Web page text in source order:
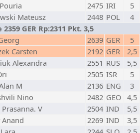
2475 IRI
5
Mateusz 2448 POL
4
GER Rp:2311 Pkt. 3,5
2639 GER
5
Carsten 2192 GER
2,5
Alexandra 2551 RUS
5,5
2505 ISR
5
M 2136 ENG
3
Nino 2482 GEO 4,5
V 2504 IND
5,5
Anand 2269 IND
3,5